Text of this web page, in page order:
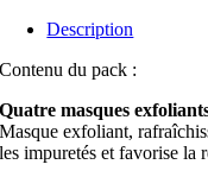
Description
Contenu du pack :
Quatre masques
Masque exfoliant,
les impuretés et favorise la